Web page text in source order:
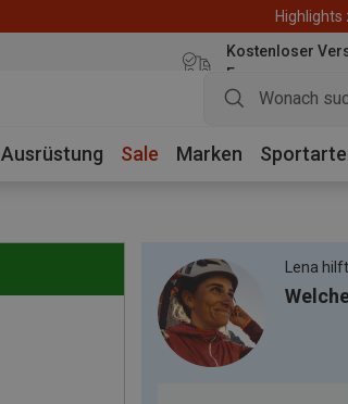
Highlights
Kostenloser
Euro
Ausrüstung Sale Marken
Lena